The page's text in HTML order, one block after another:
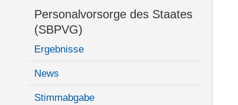
Personalvorsorge des Staates
(SBPVG)
Ergebnisse
News
Stimmabgabe